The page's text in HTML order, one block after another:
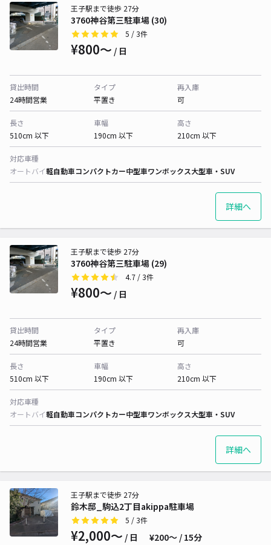
3760神谷第三駐車場 (30)
王子駅まで徒歩 27分
5 / 3件
¥800〜 / 日
貸出時間
24時間営業
タイプ
平置き
再入庫
可
長さ
510cm 以下
車幅
190cm 以下
高さ
210cm 以下
対応車種
オートバイ軽自動車コンパクトカー中型車ワンボックス大型車・SUV
詳細へ
3760神谷第三駐車場 (29)
王子駅まで徒歩 27分
4.7 / 3件
¥800〜 / 日
貸出時間
24時間営業
タイプ
平置き
再入庫
可
長さ
510cm 以下
車幅
190cm 以下
高さ
210cm 以下
対応車種
オートバイ軽自動車コンパクトカー中型車ワンボックス大型車・SUV
詳細へ
鈴木邸_駒込2丁目akippa駐車場
王子駅まで徒歩 27分
5 / 3件
¥2,000〜 / 日 ¥200〜 / 15分